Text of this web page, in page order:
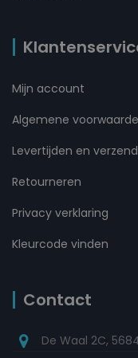
Mijn account
Algemene
Levertijden en
Retourneren
Privacy verklaring
Kleurcode vinden
Contact
De Waal 2C,